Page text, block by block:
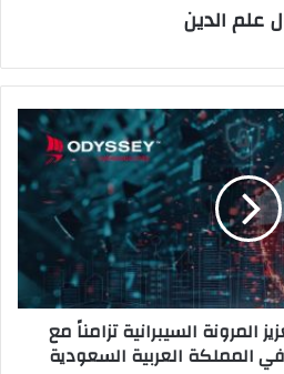
علم الدين
السيبرانية تزامناً مع
المملكة العربية السعودية